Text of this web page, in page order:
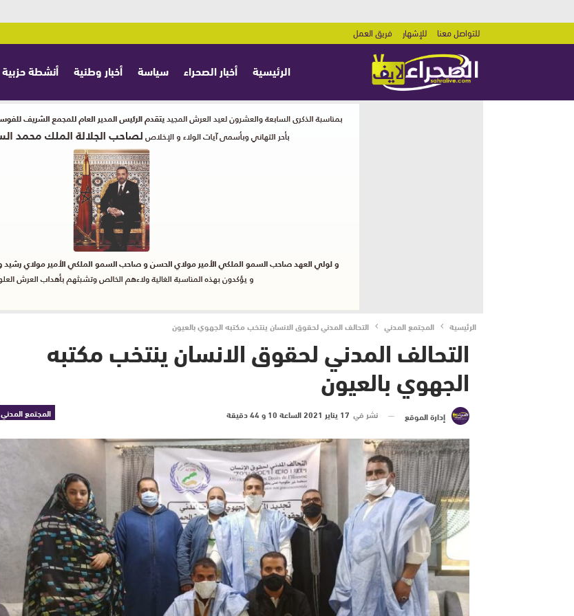
للتواصل معنا للإشهار فريق العمل
الرئيسية أخبار الصحراء سياسة أخبار وطنية أنشطة حزبية
الرئيسية المجتمع المدني التحالف المدني لحقوق الانسان ينتخب مكتبه الجهوي بالعيون
التحالف المدني لحقوق الانسان ينتخب مكتبه
الجهوي بالعيون
المجتمع المدني إدارة الموقع نشر في 17 يناير 2021 الساعة 10 و 44 دقيقة